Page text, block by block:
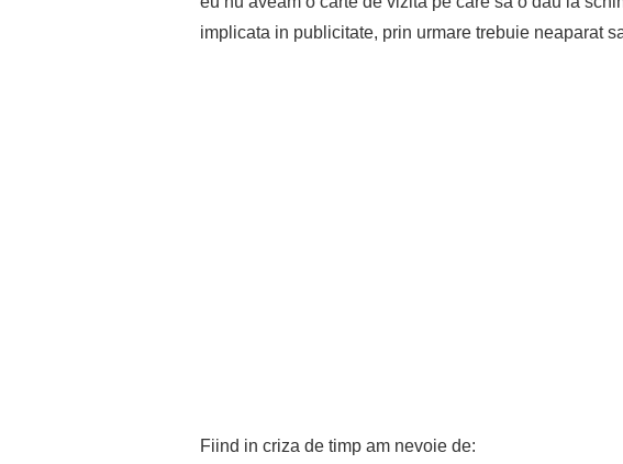
implicata in publicitate, prin urmare trebuie neaparat
Fiind in criza de timp am nevoie de: